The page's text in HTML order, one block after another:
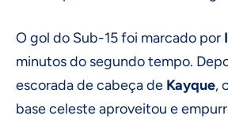
O gol do Sub-15 foi marcado por
minutos do segundo tempo.
escorada de cabeça de Kayque,
base celeste aproveitou e